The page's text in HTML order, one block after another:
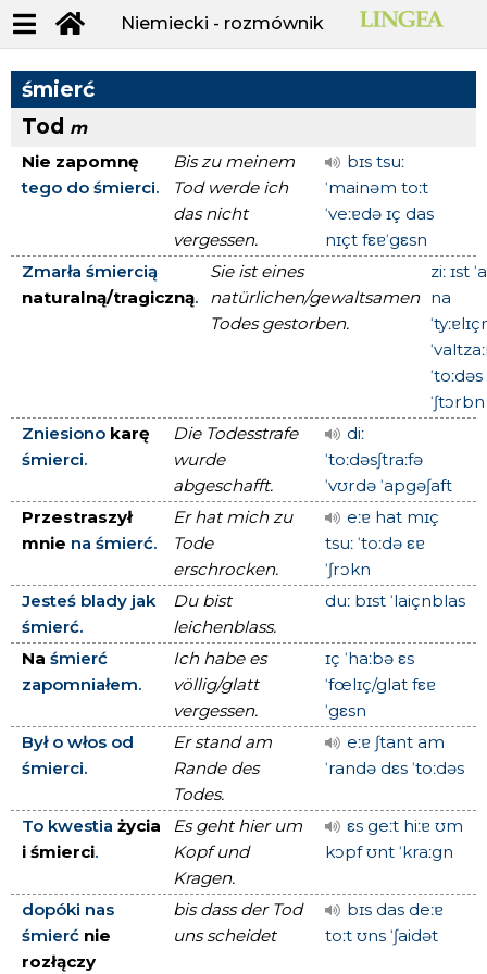
Niemiecki - rozmównik
śmierć
Tod m
Nie zapomnę
tego do śmierci.
Bis zu meinem
Tod werde ich
das nicht
vergessen.
bɪs tsuː
ˈmainəm toːt
ˈveːɐdə ɪç das
nɪçt fεɐˈgεsn
Zmarła śmiercią
naturalną/tragiczną.
Sie ist eines
natürlichen/gewaltsamen
Todes gestorben.
ziː ɪst
na
ˈʃtɔrbn
Zniesiono karę
śmierci.
Die Todesstrafe
wurde
abgeschafft.
diː
ˈtoːdəsʃtraːfə
ˈvʊrdə ˈapgəʃaft
Przestraszył
mnie na śmierć.
Er hat mich zu
Tode
erschrocken.
eːɐ hat mɪç
tsuː ˈtoːdə εɐ
ˈʃrɔkn
Jesteś blady jak
śmierć.
Du bist
leichenblass.
duː bɪst ˈlaiçnblas
Na śmierć
zapomniałem.
Ich habe es
völlig/glatt
vergessen.
ɪç ˈhaːbə εs
ˈfœlɪç/glat fεɐ
ˈgεsn
Był o włos od
śmierci.
Er stand am
Rande des
Todes.
eːɐ ʃtant am
ˈrandə dεs ˈtoːdəs
To kwestia życia
i śmierci.
Es geht hier um
Kopf und
Kragen.
εs geːt hiːɐ ʊm
kɔpf ʊnt ˈkraːgn
dopóki nas
śmierć nie
rozłączy
bis dass der Tod
uns scheidet
bɪs das deːɐ
toːt ʊns ˈʃaidət